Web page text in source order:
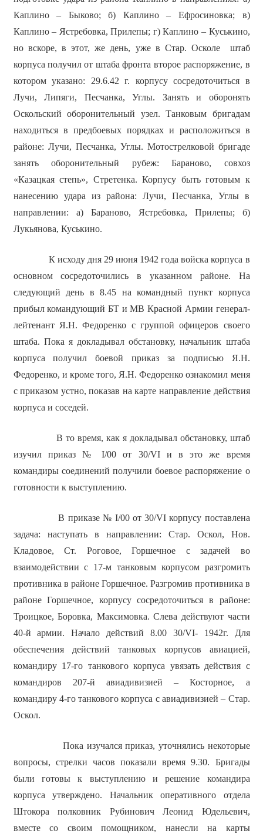
Каплино – Быково; б) Каплино – Ефросиновка; в)
Каплино – Ястребовка, Прилепы; г) Каплино – Куськино,
но вскоре, в этот, же день, уже в Стар. Осколе штаб
корпуса получил от штаба фронта второе распоряжение, в
котором указано: 29.6.42 г. корпусу сосредоточиться в
Лучи, Липяги, Песчанка, Углы. Занять и оборонять
Оскольский оборонительный узел. Танковым бригадам
находиться в предбоевых порядках и расположиться в
районе: Лучи, Песчанка, Углы. Мотострелковой бригаде
занять оборонительный рубеж: Бараново, совхоз
«Казацкая степь», Стретенка. Корпусу быть готовым к
нанесению удара из района: Лучи, Песчанка, Углы в
направлении: а) Бараново, Ястребовка, Прилепы; б)
Лукьянова, Куськино.
К исходу дня 29 июня 1942 года войска корпуса в
основном сосредоточились в указанном районе. На
следующий день в 8.45 на командный пункт корпуса
прибыл командующий БТ и МВ Красной Армии генерал-
лейтенант Я.Н. Федоренко с группой офицеров своего
штаба. Пока я докладывал обстановку, начальник штаба
корпуса получил боевой приказ за подписью Я.Н.
Федоренко, и кроме того, Я.Н. Федоренко ознакомил меня
с приказом устно, показав на карте направление действия
корпуса и соседей.
В то время, как я докладывал обстановку, штаб
изучил приказ № I/00 от 30/VI и в это же время
командиры соединений получили боевое распоряжение о
готовности к выступлению.
В приказе № I/00 от 30/VI корпусу поставлена
задача: наступать в направлении: Стар. Оскол, Нов.
Кладовое, Ст. Роговое, Горшечное с задачей во
взаимодействии с 17-м танковым корпусом разгромить
противника в районе Горшечное. Разгромив противника в
районе Горшечное, корпусу сосредоточиться в районе:
Троицкое, Боровка, Максимовка. Слева действуют части
40-й армии. Начало действий 8.00 30/VI- 1942г. Для
обеспечения действий танковых корпусов авиацией,
командиру 17-го танкового корпуса увязать действия с
командиров 207-й авиадивизией – Косторное, а
командиру 4-го танкового корпуса с авиадивизией – Стар.
Оскол.
Пока изучался приказ, уточнялись некоторые
вопросы, стрелки часов показали время 9.30. Бригады
были готовы к выступлению и решение командира
корпуса утверждено. Начальник оперативного отдела
Штокора полковник Рубинович Леонид Юдельевич,
вместе со своим помощником, нанесли на карты